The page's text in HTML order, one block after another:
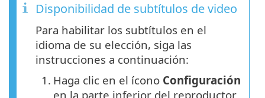
Disponibilidad de subtítulos de video
Para habilitar los subtítulos en el
idioma de su elección, siga las
instrucciones a continuación:
1. Haga clic en el ícono Configuración
en la parte inferior del reproductor